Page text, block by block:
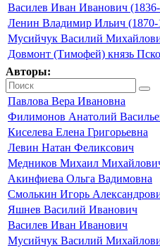
Василев Иван Иванович
Ленин Владимир Ильич (1870-
Мусийчук Василий
Довмонт (Тимофей) князь
Авторы:
Павлова Вера Ивановна
Филимонов Анатолий
Киселева Елена Григорьевна
Левин Натан Феликсович
Медников Михаил
Акинфиева Ольга Вадимовна
Смолькин Игорь
Яшнев Василий Иванович
Василев Иван Иванович
Мусийчук Василий